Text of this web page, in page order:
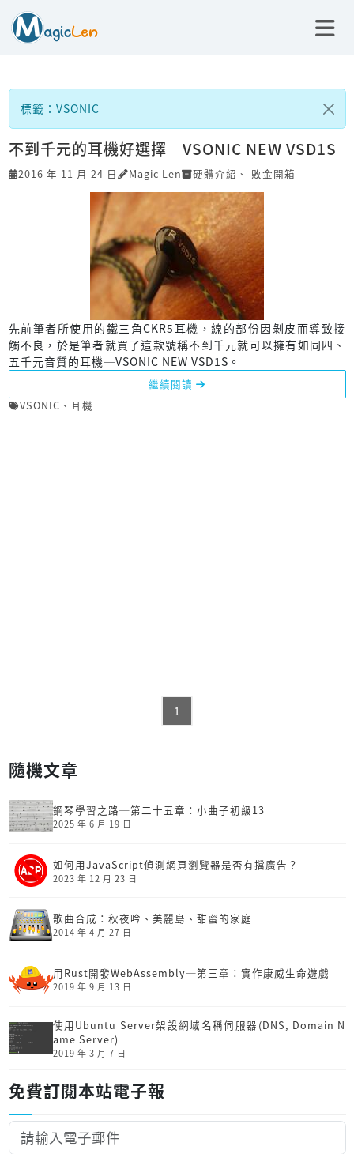
標籤：VSONIC
不到千元的耳機好選擇─VSONIC NEW VSD1S
2016 年 11 月 24 日 Magic Len 硬體介紹 、 敗金開箱
先前筆者所使用的鐵三角CKR5耳機，線的部份因剝皮而導致接
觸不良，於是筆者就買了這款號稱不到千元就可以擁有如同四、
五千元音質的耳機─VSONIC NEW VSD1S。
繼續閱讀
VSONIC 、 耳機
1
隨機文章
鋼琴學習之路─第二十五章：小曲子初級13
2025 年 6 月 19 日
如何用JavaScript偵測網頁瀏覽器是否有擋廣告？
2023 年 12 月 23 日
歌曲合成：秋夜吟、美麗島、甜蜜的家庭
2014 年 4 月 27 日
用Rust開發Web­Assembly─第三章：實作康威生命遊戲
2019 年 9 月 13 日
使用Ubuntu Server架設網域名稱伺服器(DNS, Domain N
ame Server)
2019 年 3 月 7 日
免費訂閱本站電子報